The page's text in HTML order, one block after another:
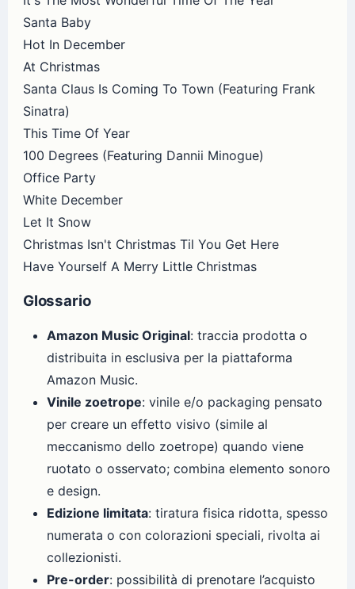
Santa Baby
Hot In December
At Christmas
Santa Claus Is Coming To Town (Featuring Frank
Sinatra)
This Time Of Year
100 Degrees (Featuring Dannii Minogue)
Office Party
White December
Let It Snow
Christmas Isn't Christmas Til You Get Here
Have Yourself A Merry Little Christmas
Glossario
Amazon Music Original: traccia prodotta o
distribuita in esclusiva per la piattaforma
Amazon Music.
Vinile zoetrope: vinile e/o packaging pensato
per creare un effetto visivo (simile al
meccanismo dello zoetrope) quando viene
ruotato o osservato; combina elemento sonoro
e design.
Edizione limitata: tiratura fisica ridotta, spesso
numerata o con colorazioni speciali, rivolta ai
collezionisti.
Pre-order: possibilità di prenotare l’acquisto